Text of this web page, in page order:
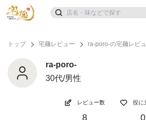
トップ 宅麺レビュー ra-poro-の宅麺レビ
ra-poro-
30代/男性
レビュー数
8
役に
0